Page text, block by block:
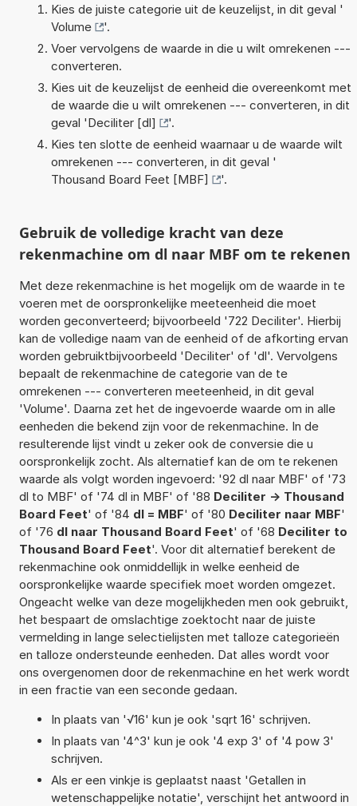
Kies de juiste categorie uit de keuzelijst, in dit geval '
Volume
'.
Voer vervolgens de waarde in die u wilt omrekenen ---
converteren.
Kies uit de keuzelijst de eenheid die overeenkomt met
de waarde die u wilt omrekenen --- converteren, in dit
geval 'Deciliter [dl]
'.
Kies ten slotte de eenheid waarnaar u de waarde wilt
omrekenen --- converteren, in dit geval '
Thousand Board Feet [MBF]
'.
Gebruik de volledige kracht van deze
rekenmachine om dl naar MBF om te rekenen
Met deze rekenmachine is het mogelijk om de waarde in te
voeren met de oorspronkelijke meeteenheid die moet
worden geconverteerd; bijvoorbeeld '722 Deciliter'. Hierbij
kan de volledige naam van de eenheid of de afkorting ervan
worden gebruiktbijvoorbeeld 'Deciliter' of 'dl'. Vervolgens
bepaalt de rekenmachine de categorie van de te
omrekenen --- converteren meeteenheid, in dit geval
'Volume'. Daarna zet het de ingevoerde waarde om in alle
eenheden die bekend zijn voor de rekenmachine. In de
resulterende lijst vindt u zeker ook de conversie die u
oorspronkelijk zocht. Als alternatief kan de om te rekenen
waarde als volgt worden ingevoerd: '92 dl naar MBF' of '73
dl to MBF' of '74 dl in MBF' of '88 Deciliter -> Thousand
Board Feet' of '84 dl = MBF' of '80 Deciliter naar MBF'
of '76 dl naar Thousand Board Feet' of '68 Deciliter to
Thousand Board Feet'. Voor dit alternatief berekent de
rekenmachine ook onmiddellijk in welke eenheid de
oorspronkelijke waarde specifiek moet worden omgezet.
Ongeacht welke van deze mogelijkheden men ook gebruikt,
het bespaart de omslachtige zoektocht naar de juiste
vermelding in lange selectielijsten met talloze categorieën
en talloze ondersteunde eenheden. Dat alles wordt voor
ons overgenomen door de rekenmachine en het werk wordt
in een fractie van een seconde gedaan.
In plaats van '√16' kun je ook 'sqrt 16' schrijven.
In plaats van '4^3' kun je ook '4 exp 3' of '4 pow 3'
schrijven.
Als er een vinkje is geplaatst naast 'Getallen in
wetenschappelijke notatie', verschijnt het antwoord in